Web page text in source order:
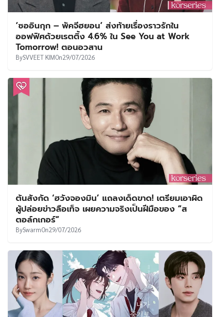
‘ซออินกุก – พัคจีฮยอน’ ส่งท้ายเรื่องราวรักใน
ออฟฟิศด้วยเรตติ้ง 4.6% ใน See You at Work
Tomorrow! ตอนอวสาน
BySVVEET KIMOn29/07/2026
ต้นสังกัด ‘ฮวังจองมิน’ แถลงเด็ดขาด! เตรียมเอาผิด
ผู้ปล่อยข่าวลือเท็จ เผยความจริงเป็นฝีมือของ “ส
ตอล์กเกอร์”
BySwarmOn29/07/2026